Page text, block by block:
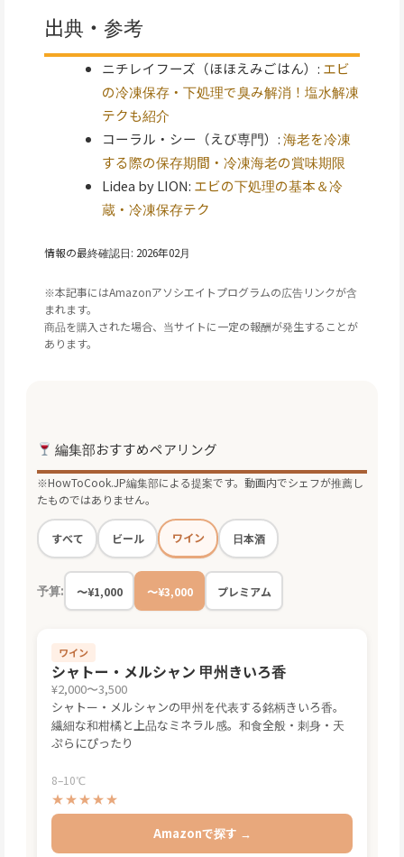
出典・参考
ニチレイフーズ（ほほえみごはん）: エビ
の冷凍保存・下処理で臭み解消！塩水解凍
テクも紹介
コーラル・シー（えび専門）:海老を冷凍
する際の保存期間・冷凍海老の賞味期限
Lidea by LION: エビの下処理の基本＆冷
蔵・冷凍保存テク
情報の最終確認日: 2026年02月
※本記事にはAmazonアソシエイトプログラムの広告リンクが含
まれます。
商品を購入された場合、当サイトに一定の報酬が発生することが
あります。
編集部おすすめペアリング
※HowToCook.JP編集部による提案です。動画内でシェフが推薦し
たものではありません。
すべて ビール ワイン 日本酒
予算: 〜¥1,000 〜¥3,000 プレミアム
ワイン
シャトー・メルシャン 甲州きいろ香
¥2,000〜3,500
シャトー・メルシャンの甲州を代表する銘柄きいろ香。
繊細な和柑橘と上品なミネラル感。和食全般・刺身・天
ぷらにぴったり
8–10℃
★★★★★
Amazonで探す →